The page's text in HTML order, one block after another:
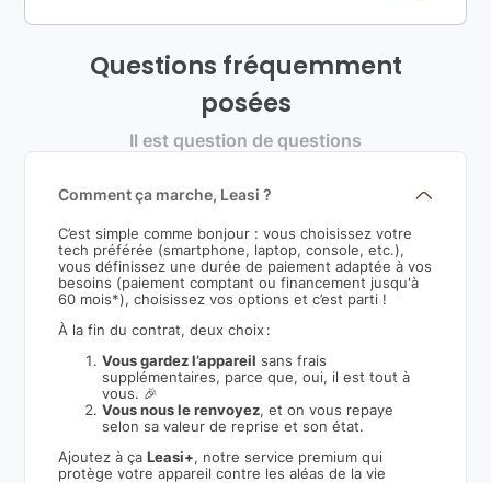
Questions fréquemment
posées
Il est question de questions
Comment ça marche, Leasi ?
C’est simple comme bonjour : vous choisissez votre
tech préférée (smartphone, laptop, console, etc.),
vous définissez une durée de paiement adaptée à vos
besoins (paiement comptant ou financement jusqu'à
60 mois*), choisissez vos options et c’est parti !
À la fin du contrat, deux choix :
Vous gardez l’appareil sans frais
supplémentaires, parce que, oui, il est tout à
vous. 🎉
Vous nous le renvoyez, et on vous repaye
selon sa valeur de reprise et son état.
Ajoutez à ça Leasi+, notre service premium qui
protège votre appareil contre les aléas de la vie